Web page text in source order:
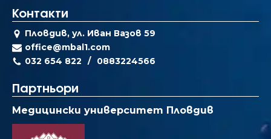
Контакти
Пловдив, ул. Иван Вазов 59
office@mbal1.com
032 654 822
0883224566
Партньори
Медицински университет Пловдив